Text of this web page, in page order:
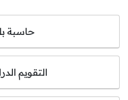
حاسبة
التقويم